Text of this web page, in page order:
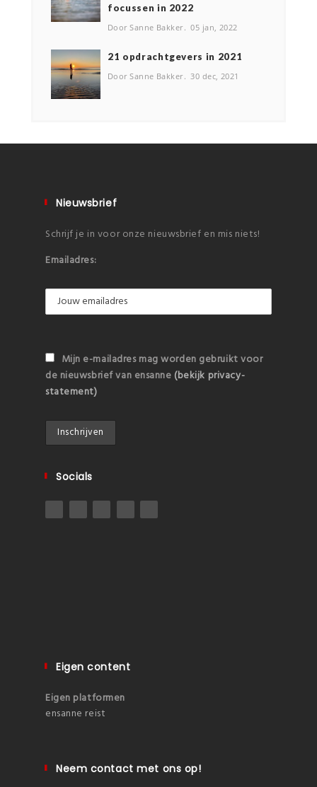
focussen in 2022
Door Sanne Bakker 05 jan, 2022
2️1 opdrachtgevers in 2021
Door Sanne Bakker 30 dec, 2021
Nieuwsbrief
Schrijf je in voor onze nieuwsbrief en mis niets!
Emailadres:
Mijn e-mailadres mag worden gebruikt voor
de nieuwsbrief van ensanne (bekijk privacy-
statement)
Socials
Eigen content
Eigen platformen
ensanne reist
Neem contact met ons op!